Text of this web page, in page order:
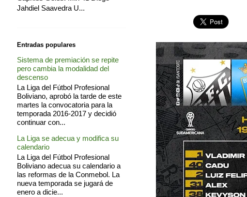
Jahdiel Saavedra U...
Entradas populares
Sistema de premiación se repite
pero cambia la modalidad del
descenso
La Liga del Fútbol Profesional
Boliviano, aprobó la tarde de este
martes la convocatoria para la
temporada 2016-2017 y decidió
continuar con...
La Liga se adecua y modifica su
calendario
La Liga del Fútbol Profesional
Boliviano adecua su calendario a
las reformas de la Conmebol. La
nueva temporada se jugará de
enero a dicie...